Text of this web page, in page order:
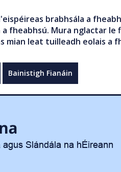
brabhsála a
fheabhsú. Mura nglactar
mian leat tuilleadh eolais a
Bainistigh Fianáin